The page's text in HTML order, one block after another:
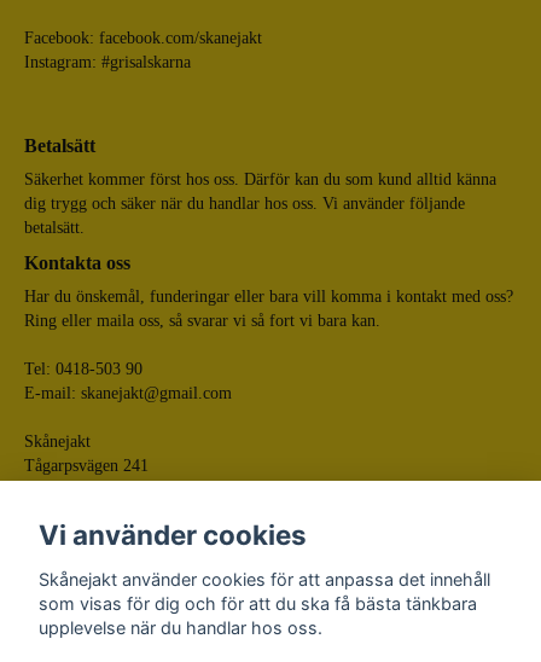
Facebook: facebook.com/skanejakt
Instagram: #grisalskarna
Betalsätt
Säkerhet kommer först hos oss. Därför kan du som kund alltid känna
dig trygg och säker när du handlar hos oss. Vi använder följande
betalsätt.
Kontakta oss
Har du önskemål, funderingar eller bara vill komma i kontakt med oss?
Ring eller maila oss, så svarar vi så fort vi bara kan.
Tel: 0418-503 90
E-mail: skanejakt@gmail.com
Skånejakt
Tågarpsvägen 241
Vi använder cookies
Skånejakt använder cookies för att anpassa det innehåll
som visas för dig och för att du ska få bästa tänkbara
upplevelse när du handlar hos oss.